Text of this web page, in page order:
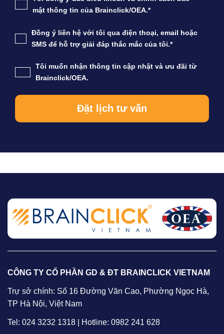
mật thông tin của Brainclick/OEA.*
Đồng ý liên hệ với tôi qua điện thoại, email hoặc
SMS để hỗ trợ giải đáp thắc mắc của tôi.*
Tôi muốn nhận thông tin cập nhật và ưu đãi từ
Brainclick/OEA.
CÔNG TY CỔ PHẦN GD & ĐT BRAINCLICK VIETNAM
Trự sở chính: Số 16 Đường Văn Cao, Phường Ngọc Hà,
TP Hà Nội, Việt Nam
Tel: 024 3232 1318 | Hotline: 0982 241 628